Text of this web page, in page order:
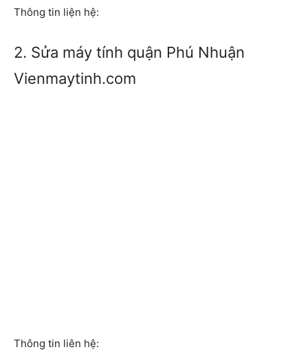
Thông tin liện hệ:
2. Sửa máy tính quận Phú Nhuận
Vienmaytinh.com
Thông tin liên hệ: